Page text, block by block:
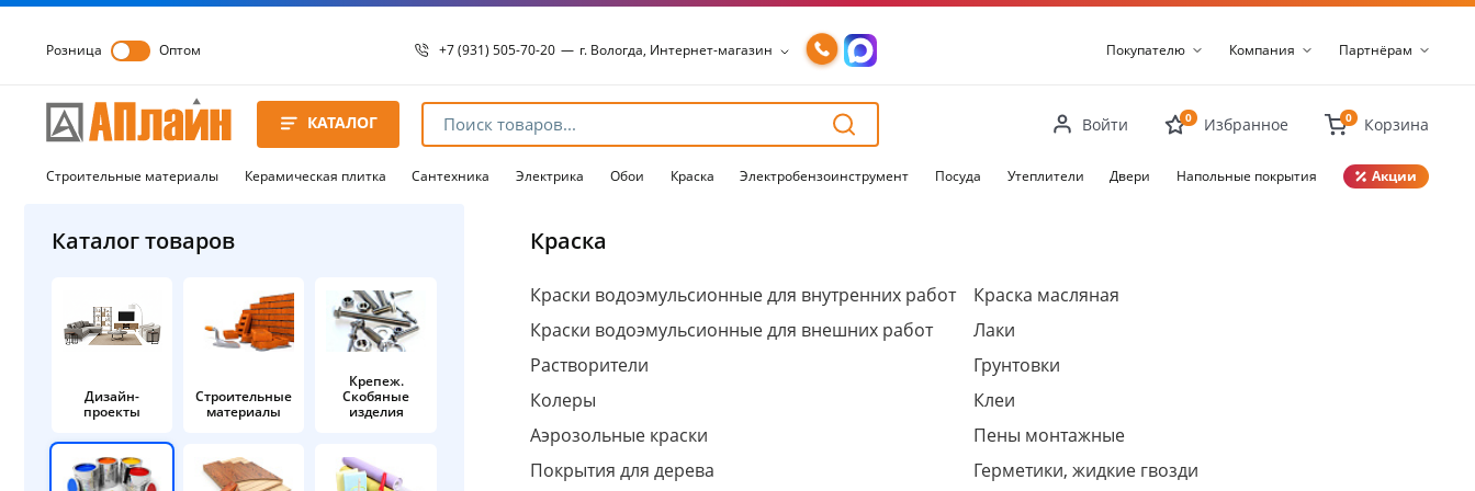
Розница Оптом +7 (931) 505-70-20 — г. Вологда, Интернет-магазин
8 8172 54-15-98
8 8172 54-15-96
г. Вологда, Пошехонское ш., 18
Покупателю Компания Партнёрам
КАТАЛОГ Войти 0 Избранное 0 Корзина
Строительные материалы Керамическая плитка Сантехника Электрика Обои Краска Электробензоинструмент Посуда Утеплители Двери Напольные покрытия Акции
Каталог товаров
Дизайн-
проекты
Строительные
материалы
Крепеж.
Скобяные
изделия
Краска
Краски водоэмульсионные для внутренних работ
Краски водоэмульсионные для внешних работ
Растворители
Колеры
Аэрозольные краски
Покрытия для дерева
Краска масляная
Лаки
Грунтовки
Клеи
Пены монтажные
Герметики, жидкие гвозди
Для клиентов всех банков
Разбейтеоплату
на части
График платежей